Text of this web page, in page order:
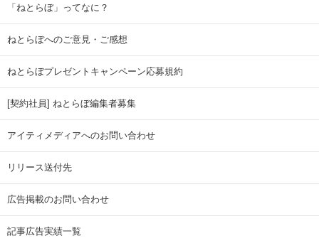
「ねとらぼ」ってなに？
ねとらぼへのご意見・ご感想
ねとらぼプレゼントキャンペーン応募規約
[契約社員] ねとらぼ編集者募集
アイティメディアへのお問い合わせ
リリース送付先
広告掲載のお問い合わせ
記事広告実績一覧